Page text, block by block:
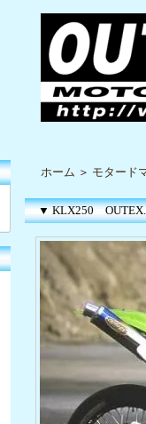
ホーム ＞ モタード
▼ KLX250